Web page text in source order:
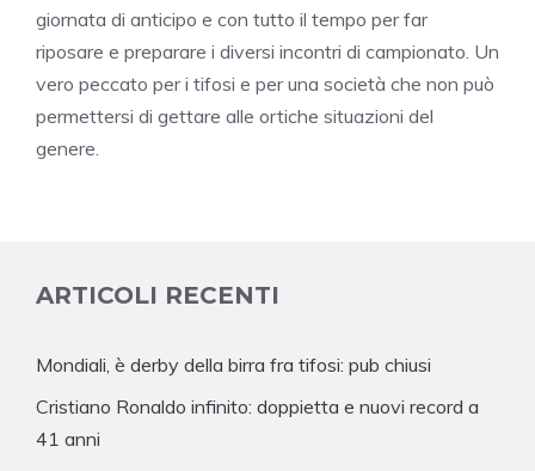
giornata di anticipo e con tutto il tempo per far
riposare e preparare i diversi incontri di campionato. Un
vero peccato per i tifosi e per una società che non può
permettersi di gettare alle ortiche situazioni del
genere.
ARTICOLI RECENTI
Mondiali, è derby della birra fra tifosi: pub chiusi
Cristiano Ronaldo infinito: doppietta e nuovi record a
41 anni